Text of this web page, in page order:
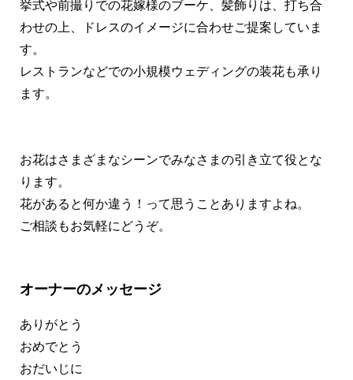
挙式や前撮りでの花嫁様のブーケ、髪飾りは、打ち合
わせの上、ドレスのイメージに合わせご提案していま
す。
レストランなどでの小規模ウェディングの装花も承り
ます。
お花はさまざまなシーンでみなさまの引き立て役とな
ります。
花があると何か違う！って思うことありますよね。
ご相談もお気軽にどうぞ。
オーナーのメッセージ
ありがとう
おめでとう
おだいじに